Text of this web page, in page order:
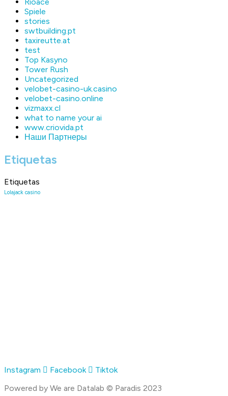
Spiele
stories
swtbuilding.pt
taxireutte.at
test
Top Kasyno
Tower Rush
Uncategorized
velobet-casino-uk.casino
velobet-casino.online
vizmaxx.cl
what to name your ai
www.criovida.pt
Наши Партнеры
Etiquetas
Etiquetas
Lolajack casino
Instagram
Facebook
Tiktok
Powered by We are Datalab © Paradis 2023